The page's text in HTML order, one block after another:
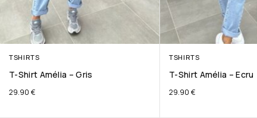
TSHIRTS
T-Shirt Amélia – Gris
29.90 €
TSHIRTS
T-Shirt Amélia – Ecru
29.90 €